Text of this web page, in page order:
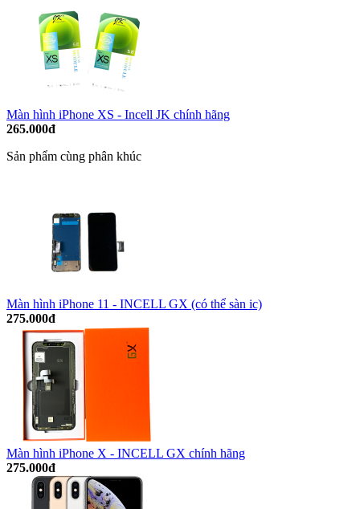
Màn hình iPhone XS - Incell JK chính hãng
265.000đ
Sản phẩm cùng phân khúc
Màn hình iPhone 11 - INCELL GX (có thể sàn ic)
275.000đ
Màn hình iPhone X - INCELL GX chính hãng
275.000đ